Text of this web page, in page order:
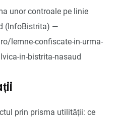
unor controale pe linie
(InfoBistrita) —
lemne-confiscate-in-urma-
in-bistrita-nasaud
prin prisma utilității: ce